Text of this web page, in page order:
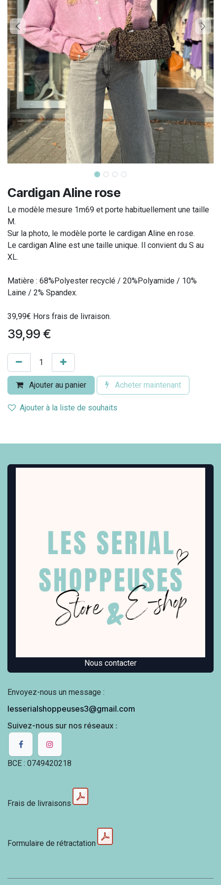
Cardigan Aline rose
Le modèle mesure 1m69 et porte habituellement une taille
M.
Sur la photo, le modèle porte le cardigan Aline en rose.
Le cardigan Aline est une taille unique. Il convient du S au
XL.
Matière : 68%Polyester recyclé / 20%Polyamide / 10%
Laine / 2% Spandex.
39,99€ Hors frais de livraison.
39,99 €
Ajouter au panier Acheter maintenant
Ajouter à la liste de souhaits
Nous contacter
Envoyez-nous un message :
lesserialshoppeuses3@gmail.com
Suivez-nous sur nos réseaux :
BCE : 0749420218
Frais de livraisons
Formulaire de rétractation